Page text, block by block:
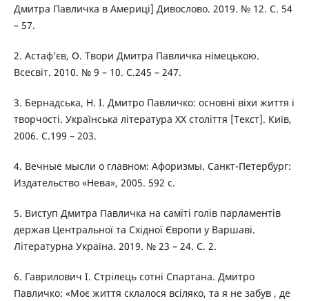
Дмитра Павличка в Америці] Дивослово. 2019. № 12. С. 54
– 57.
2. Астаф’єв, О. Твори Дмитра Павличка німецькою.
Всесвіт. 2010. № 9 – 10. С.245 – 247.
3. Бернадська, Н. І. Дмитро Павличко: основні віхи життя і
творчості. Українська література ХХ століття [Текст]. Київ,
2006. С.199 – 203.
4. Вечные мысли о главном: Афоризмы. Санкт-Петербург:
Издательство «Нева», 2005. 592 с.
5. Виступ Дмитра Павличка на саміті голів парламентів
держав Центральної та Східної Європи у Варшаві.
Літературна Україна. 2019. № 23 – 24. С. 2.
6. Гаврилович І. Стрілець сотні Спартана. Дмитро
Павличко: «Моє життя склалося всіляко, та я не забув , де